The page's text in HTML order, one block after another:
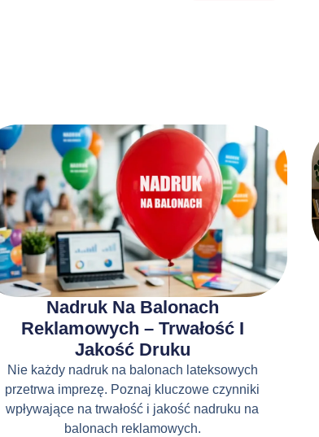
Nadruk Na Balonach
Reklamowych – Trwałość I
Jakość Druku
Nie każdy nadruk na balonach lateksowych
przetrwa imprezę. Poznaj kluczowe czynniki
wpływające na trwałość i jakość nadruku na
balonach reklamowych.